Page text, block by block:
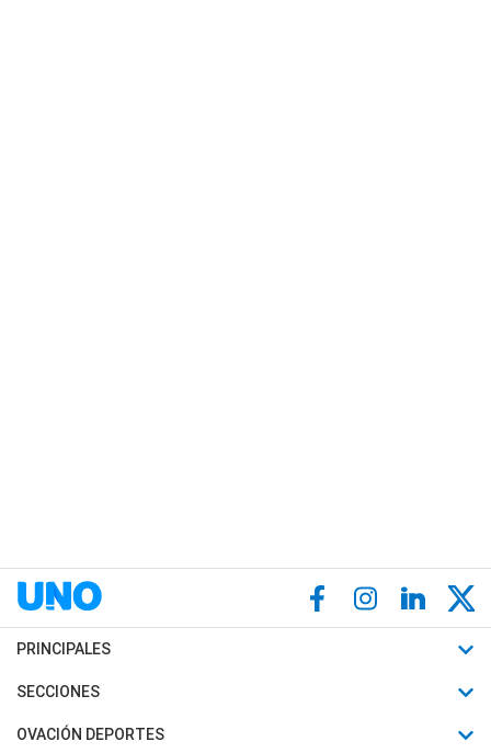
PRINCIPALES
Últimas Noticias
Política
SECCIONES
Horóscopo
OVACIÓN DEPORTES